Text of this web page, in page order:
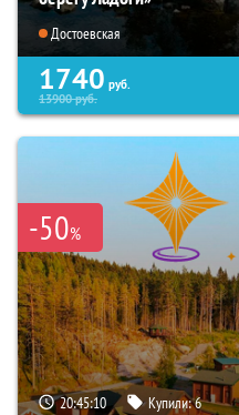
Достоевская
1740 руб.
13900руб.
-50%
20:45:08 Купили:6